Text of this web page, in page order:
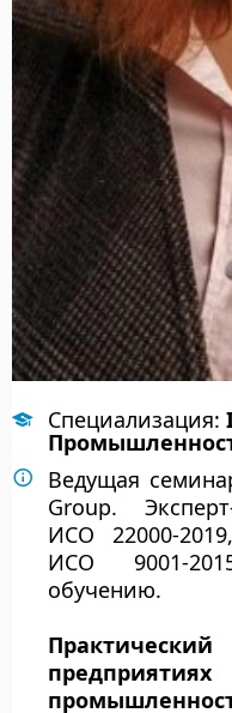
Специализация:
Ведущая
Group.
ИСО 22000-2019,
ИСО 9001-
обучению.